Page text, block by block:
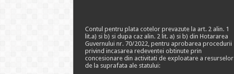
Contul pentru plata cotelor prevazute la art. 2 alin. 1
lit.a) si b) si dupa caz alin. 2 lit. a) si b) din Hotararea
Guvernului nr. 70/2022, pentru aprobarea procedurii
privind incasarea redeventei obtinute prin
concesionare din activitati de exploatare a resurselor
de la suprafata ale statului: